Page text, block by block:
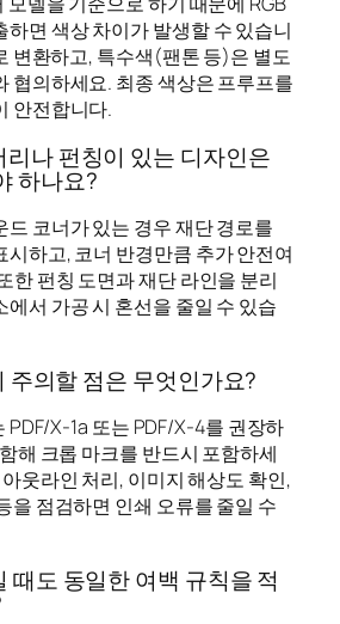
하면 색상 차이가 발생할 수 있습니
변환하고, 특수색(팬톤 등)은 별도
협의하세요. 최종 색상은 프루프를
안전합니다.
나 펀칭이 있는 디자인은
하나요?
드 코너가 있는 경우 재단 경로를
시하고, 코너 반경만큼 추가 안전여
한 펀칭 도면과 재단 라인을 분리
서 가공 시 혼선을 줄일 수 있습
주의할 점은 무엇인가요?
PDF/X-1a 또는 PDF/X-4를 권장하
해 크롭 마크를 반드시 포함하세
웃라인 처리, 이미지 해상도 확인,
을 점검하면 인쇄 오류를 줄일 수
때도 동일한 여백 규칙을 적